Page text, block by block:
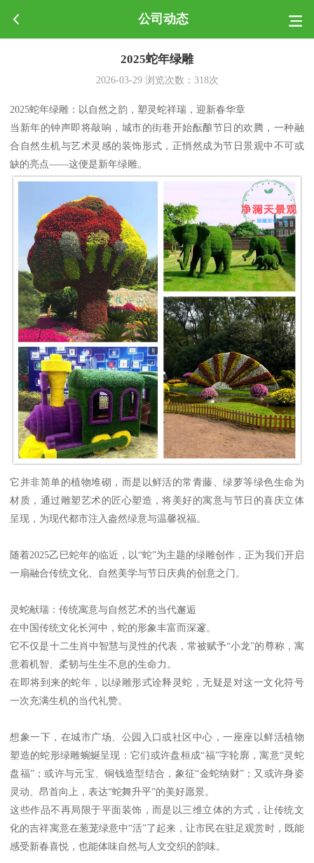
公司动态
2025蛇年绿雕
2026-03-29浏览次数： 318次
2025蛇年绿雕：以自然之韵，塑灵蛇祥瑞，迎新春华章
当新年的钟声即将敲响，城市的街巷开始酝酿节日的欢腾，一种融
合自然生机与艺术灵感的装饰形式，正悄然成为节日景观中不可或
缺的亮点——这便是新年绿雕。
它并非简单的植物堆砌，而是以鲜活的常青藤、绿萝等绿色生命为
材质，通过雕塑艺术的匠心塑造，将美好的寓意与节日的喜庆立体
呈现，为现代都市注入盎然绿意与温馨祝福。
随着2025乙巳蛇年的临近，以“蛇”为主题的绿雕创作，正为我们开启
一扇融合传统文化、自然美学与节日庆典的创意之门。
灵蛇献瑞：传统寓意与自然艺术的当代邂逅
在中国传统文化长河中，蛇的形象丰富而深邃。
它不仅是十二生肖中智慧与灵性的代表，常被赋予“小龙”的尊称，寓
意着机智、柔韧与生生不息的生命力。
在即将到来的蛇年，以绿雕形式诠释灵蛇，无疑是对这一文化符号
一次充满生机的当代礼赞。
想象一下，在城市广场、公园入口或社区中心，一座座以鲜活植物
塑造的蛇形绿雕蜿蜒呈现：它们或许盘桓成“福”字轮廓，寓意“灵蛇
盘福”；或许与元宝、铜钱造型结合，象征“金蛇纳财”；又或许身姿
灵动、昂首向上，表达“蛇舞升平”的美好愿景。
这些作品不再局限于平面装饰，而是以三维立体的方式，让传统文
化的吉祥寓意在葱茏绿意中“活”了起来，让市民在驻足观赏时，既能
感受新春喜悦，也能体味自然与人文交织的韵味。